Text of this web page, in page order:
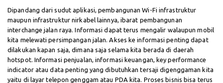
Dipandang dari sudut aplikasi, pembangunan Wi-Fi infrastruktur
maupun infrastruktur nirkabel lainnya, ibarat pembangunan
interchange jalan raya. Informasi dapat terus mengalir walaupun mobil
kita melewati persimpangan jalan. Akses ke informasi penting dapat
dilakukan kapan saja, dimana saja selama kita berada di daerah
hotspot. Informasi penjualan, informasi keuangan, key performance
indicator atau data penting yang dibutuhkan tersaji digenggaman kita
yaitu di layar telepon genggam atau PDA kita. Proses bisnis bisa terus